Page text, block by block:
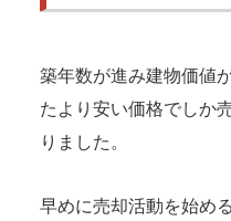
築年数が進み建物価値
たより安い価格でしか
りました。
早めに売却活動を始め